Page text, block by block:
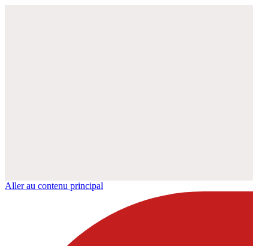
Aller au contenu principal